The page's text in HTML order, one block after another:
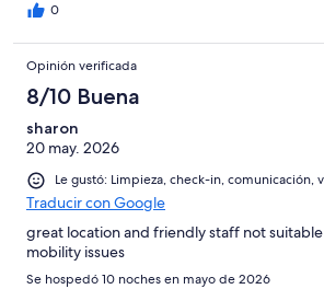
0
Opinión verificada
8/10 Buena
sharon
20 may. 2026
Le gustó: Limpieza, check-in, comunicación,
Traducir con Google
great location and friendly staff not
mobility issues
Se hospedó 10 noches en mayo de 2026